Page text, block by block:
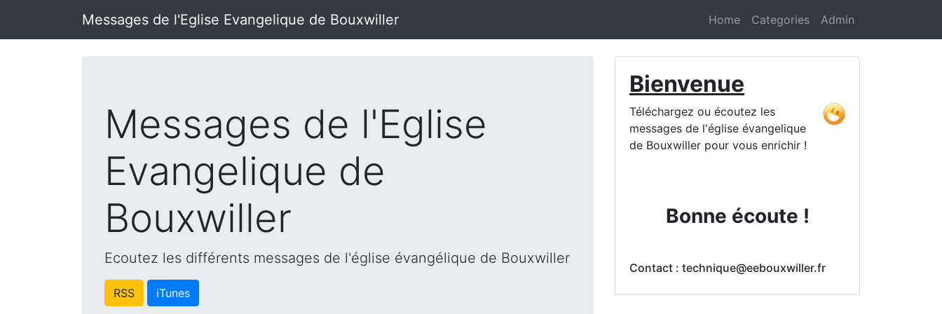
Messages de l'Eglise Evangelique de Bouxwiller Home Categories Admin
Messages de l'Eglise
Evangelique de
Bouxwiller
Ecoutez les différents messages de l'église évangélique de Bouxwiller
RSS iTunes
Bienvenue
Téléchargez ou écoutez les
messages de l'église évangelique
de Bouxwiller pour vous enrichir !
Bonne écoute !
Contact : technique@eebouxwiller.fr